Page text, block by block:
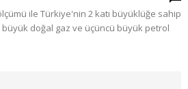
ile Türkiye'nin 2 katı büyüklüğe sahip
büyük doğal gaz ve üçüncü büyük petrol